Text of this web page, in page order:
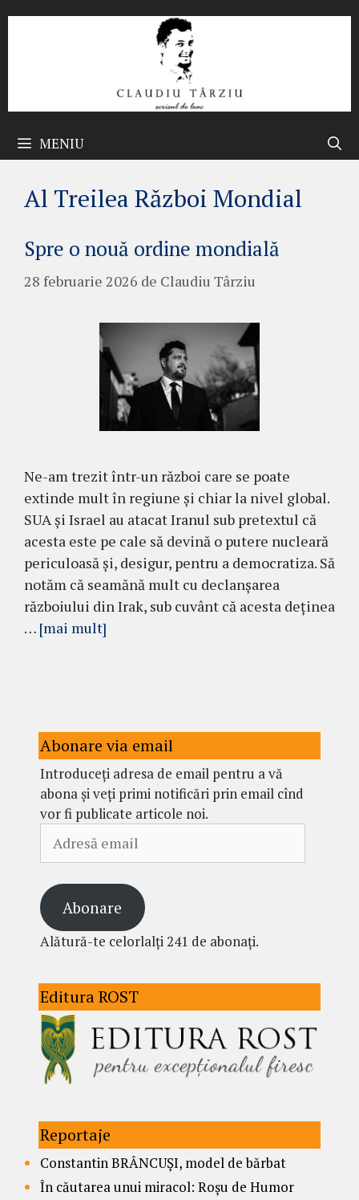
MENIU
Al Treilea Război Mondial
Spre o nouă ordine mondială
28 februarie 2026 de Claudiu Târziu
Ne-am trezit într-un război care se poate
extinde mult în regiune și chiar la nivel global.
SUA și Israel au atacat Iranul sub pretextul că
acesta este pe cale să devină o putere nucleară
periculoasă și, desigur, pentru a democratiza. Să
notăm că seamănă mult cu declanșarea
războiului din Irak, sub cuvânt că acesta deținea
… [mai mult]
Abonare via email
Introduceți adresa de email pentru a vă
abona și veți primi notificări prin email cînd
vor fi publicate articole noi.
email
Abonare
Alătură-te celorlalți 241 de abonați.
Editura ROST
Reportaje
Constantin BRÂNCUȘI, model de bărbat
În căutarea unui miracol: Roșu de Humor